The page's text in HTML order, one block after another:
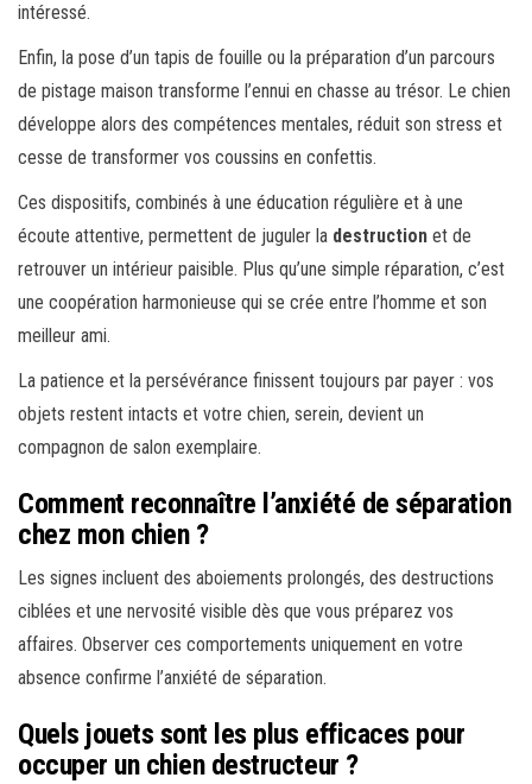
intéressé.
Enfin, la pose d’un tapis de fouille ou la préparation d’un parcours
de pistage maison transforme l’ennui en chasse au trésor. Le chien
développe alors des compétences mentales, réduit son stress et
cesse de transformer vos coussins en confettis.
Ces dispositifs, combinés à une éducation régulière et à une
écoute attentive, permettent de juguler la destruction et de
retrouver un intérieur paisible. Plus qu’une simple réparation, c’est
une coopération harmonieuse qui se crée entre l’homme et son
meilleur ami.
La patience et la persévérance finissent toujours par payer : vos
objets restent intacts et votre chien, serein, devient un
compagnon de salon exemplaire.
Comment reconnaître l’anxiété de séparation
chez mon chien ?
Les signes incluent des aboiements prolongés, des destructions
ciblées et une nervosité visible dès que vous préparez vos
affaires. Observer ces comportements uniquement en votre
absence confirme l’anxiété de séparation.
Quels jouets sont les plus efficaces pour
occuper un chien destructeur ?